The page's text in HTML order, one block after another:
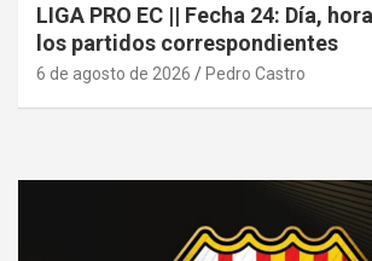
LIGA PRO EC || Fecha 24: Día,
los partidos correspondientes
6 de agosto de 2026 Pedro Castro